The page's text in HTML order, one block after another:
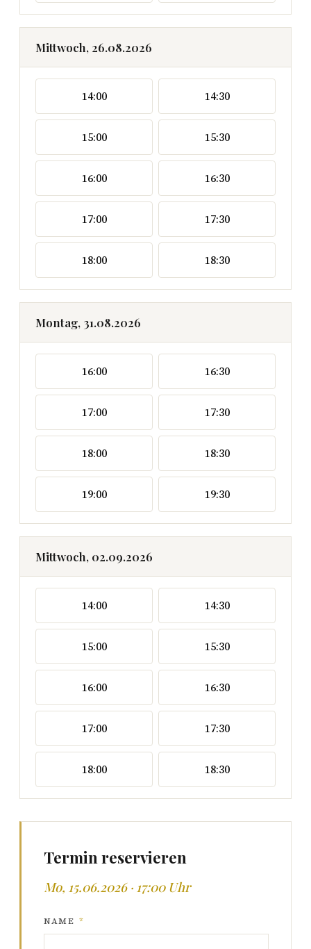
Mittwoch, 26.08.2026
14:00 14:30
15:00 15:30
16:00 16:30
17:00 17:30
18:00 18:30
Montag, 31.08.2026
16:00 16:30
17:00 17:30
18:00 18:30
19:00 19:30
Mittwoch, 02.09.2026
14:00 14:30
15:00 15:30
16:00 16:30
17:00 17:30
18:00 18:30
Termin reservieren
Mo, 15.06.2026 · 17:00 Uhr
NAME *